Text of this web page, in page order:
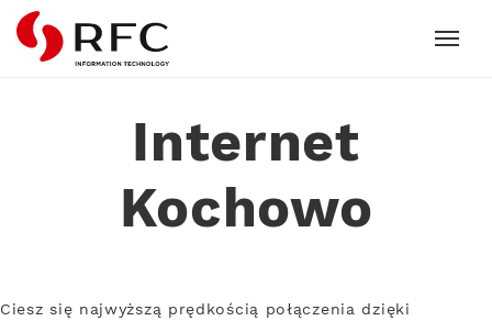
RFC
Internet
Kochowo
Ciesz się najwyższą prędkością połączenia dzięki